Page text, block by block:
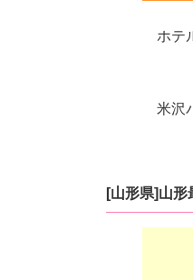
ホテ
米沢
[山形県]山形